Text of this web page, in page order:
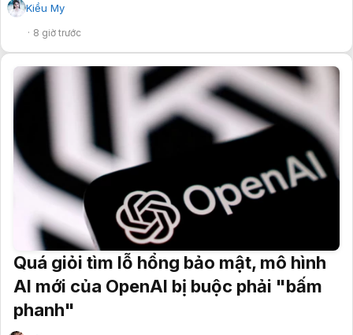
Kiều My
8 giờ trước
Quá giỏi tìm lỗ hổng bảo mật, mô hình
AI mới của OpenAI bị buộc phải "bấm
phanh"